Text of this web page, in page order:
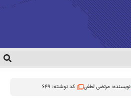
نویسنده:مرتضی لطفی کد نوشته: 649